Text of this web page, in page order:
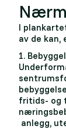
I
av de kan,
1.
fritids- og
anlegg,